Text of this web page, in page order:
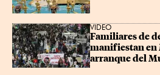
VIDEO
Familiares de
manifiestan en
arranque del